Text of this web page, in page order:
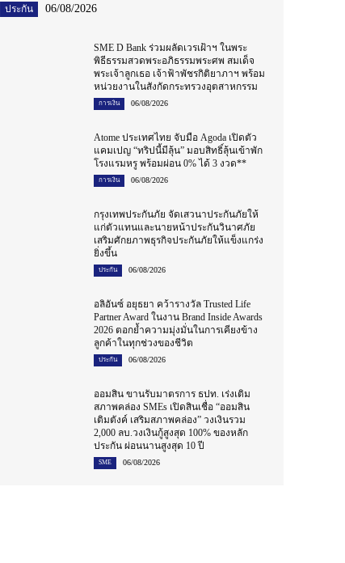
ประกัน 06/08/2026
SME D Bank ร่วมผลัดเวรเฝ้าฯ ในพระ
พิธีธรรมสวดพระอภิธรรมพระศพ สมเด็จ
พระเจ้าลูกเธอ เจ้าฟ้าพัชรกิติยาภาฯ พร้อม
หน่วยงานในสังกัดกระทรวงอุตสาหกรรม
การเงิน 06/08/2026
Atome ประเทศไทย จับมือ Agoda เปิดตัว
แคมเปญ “ทริปนี้มีลุ้น” มอบสิทธิ์ลุ้นเข้าพัก
โรงแรมหรู พร้อมผ่อน 0% ได้ 3 งวด**
การเงิน 06/08/2026
กรุงเทพประกันภัย จัดเสวนาประกันภัยให้
แก่ตัวแทนและนายหน้าประกันวินาศภัย
เสริมศักยภาพธุรกิจประกันภัยให้แข็งแกร่ง
ยิ่งขึ้น
ประกัน 06/08/2026
อลิอันซ์ อยุธยา คว้ารางวัล Trusted Life
Partner Award ในงาน Brand Inside Awards
2026 ตอกย้ำความมุ่งมั่นในการเคียงข้าง
ลูกค้าในทุกช่วงของชีวิต
ประกัน 06/08/2026
ออมสิน ขานรับมาตรการ ธปท. เร่งเติม
สภาพคล่อง SMEs เปิดสินเชื่อ “ออมสิน
เติมตังค์ เสริมสภาพคล่อง” วงเงินรวม
2,000 ลบ.วงเงินกู้สูงสุด 100% ของหลัก
ประกัน ผ่อนนานสูงสุด 10 ปี
SME 06/08/2026